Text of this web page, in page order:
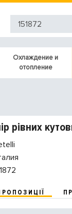
Охлаждение и
отопление
рівних